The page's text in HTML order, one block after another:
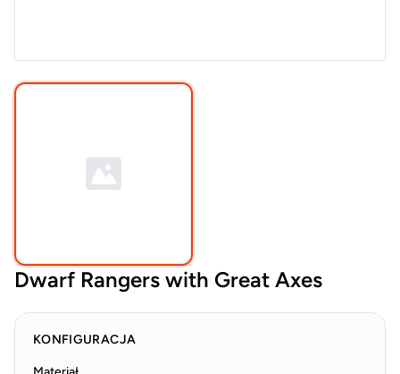
Dwarf Rangers with Great Axes
KONFIGURACJA